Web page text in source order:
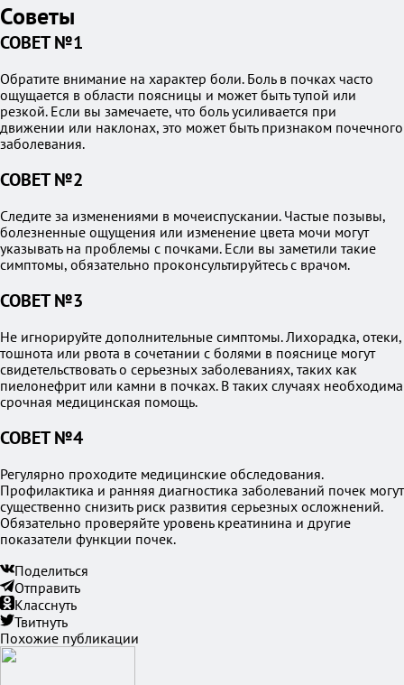
Советы
СОВЕТ №1
Обратите внимание на характер боли. Боль в почках часто
ощущается в области поясницы и может быть тупой или
резкой. Если вы замечаете, что боль усиливается при
движении или наклонах, это может быть признаком почечного
заболевания.
СОВЕТ №2
Следите за изменениями в мочеиспускании. Частые позывы,
болезненные ощущения или изменение цвета мочи могут
указывать на проблемы с почками. Если вы заметили такие
симптомы, обязательно проконсультируйтесь с врачом.
СОВЕТ №3
Не игнорируйте дополнительные симптомы. Лихорадка, отеки,
тошнота или рвота в сочетании с болями в пояснице могут
свидетельствовать о серьезных заболеваниях, таких как
пиелонефрит или камни в почках. В таких случаях необходима
срочная медицинская помощь.
СОВЕТ №4
Регулярно проходите медицинские обследования.
Профилактика и ранняя диагностика заболеваний почек могут
существенно снизить риск развития серьезных осложнений.
Обязательно проверяйте уровень креатинина и другие
показатели функции почек.
Поделиться
Отправить
Класснуть
Твитнуть
Похожие публикации